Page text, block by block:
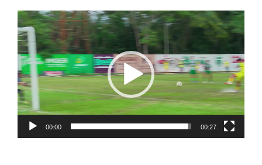
la
FIFA
Catar
2025:
Colombia
en
el
G»
Reproductor
de
vídeo
00:00 00:27